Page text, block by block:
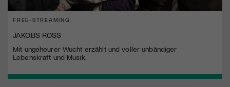
FREE-STREAMING
JAKOBS ROSS
Mit ungeheurer Wucht erzählt und voller unbändiger
Lebenskraft und Musik.